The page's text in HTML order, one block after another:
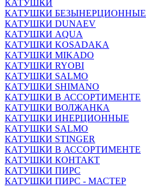
КАТУШКИ
КАТУШКИ БЕЗЫНЕРЦИОННЫЕ
КАТУШКИ DUNAEV
КАТУШКИ AQUA
КАТУШКИ KOSADAKA
КАТУШКИ MIKADO
КАТУШКИ RYOBI
КАТУШКИ SALMO
КАТУШКИ SHIMANO
КАТУШКИ В АССОРТИМЕНТЕ
КАТУШКИ ВОЛЖАНКА
КАТУШКИ ИНЕРЦИОННЫЕ
КАТУШКИ SALMO
КАТУШКИ STINGER
КАТУШКИ В АССОРТИМЕНТЕ
КАТУШКИ КОНТАКТ
КАТУШКИ ПИРС
КАТУШКИ ПИРС - МАСТЕР